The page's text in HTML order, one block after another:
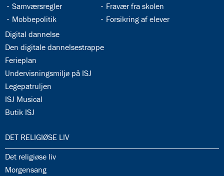
34.7:
Samværsregler 34.8:
Fravær fra skolen
34.9:
Mobbepolitik 34.10:
Forsikring af elever
34.11:
Digital dannelse
34.12:
Den digitale dannelsestrappe
34.13:
Ferieplan
34.14:
Undervisningsmiljø på ISJ
34.15:
Legepatruljen
34.16:
ISJ Musical
34.17:
Butik ISJ
35.0:
DET RELIGIØSE LIV
35.1:
Det religiøse liv
35.2:
Morgensang